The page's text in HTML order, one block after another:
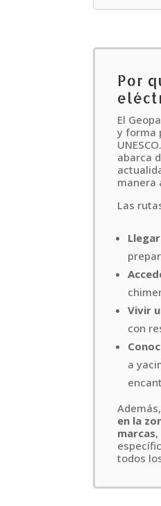
Por
El
y forma
abarca
manera
Las
Vivir
con
a
en la
marcas
todos